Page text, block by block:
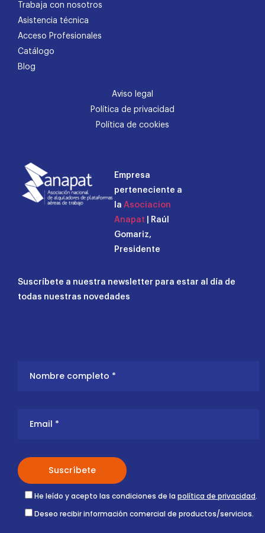
Trabaja con nosotros
Asistencia técnica
Acceso Profesionales
Catálogo
Blog
Aviso legal
Política de privacidad
Política de cookies
Empresa
perteneciente a
la Asociacion
Anapat | Raúl
Gomariz,
Presidente
Suscríbete a nuestra newsletter para estar al día de
todas nuestras novedades
He leído y acepto las condiciones de la política de privacidad.
Deseo recibir información comercial de productos/servicios.